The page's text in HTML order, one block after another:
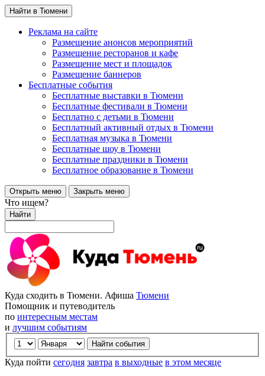
Найти в Тюмени
Реклама на сайте
Размещение анонсов мероприятий
Размещение ресторанов и кафе
Размещение мест и площадок
Размещение баннеров
Бесплатные события
Бесплатные выставки в Тюмени
Бесплатные фестивали в Тюмени
Бесплатно с детьми в Тюмени
Бесплатный активный отдых в Тюмени
Бесплатная музыка в Тюмени
Бесплатные шоу в Тюмени
Бесплатные праздники в Тюмени
Бесплатное образование в Тюмени
Открыть меню Закрыть меню
Что ищем?
Найти
Куда сходить в Тюмени. Афиша Тюмени
Помощник и путеводитель
по интересным местам
и лучшим событиям
Куда пойти сегодня завтра в выходные в этом месяце